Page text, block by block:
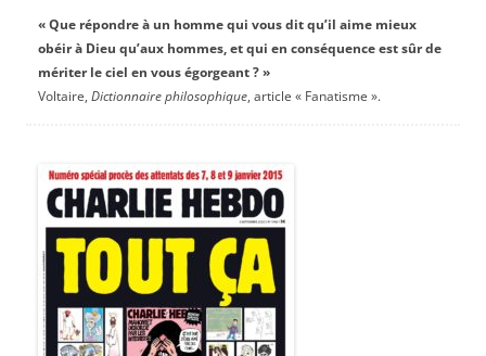
« Que répondre à un homme qui vous dit qu’il aime mieux
obéir à Dieu qu’aux hommes, et qui en conséquence est sûr de
mériter le ciel en vous égorgeant ? »
Voltaire, Dictionnaire philosophique, article « Fanatisme ».